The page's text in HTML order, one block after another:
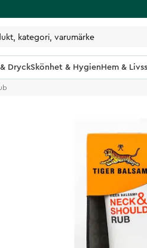
DryckSkönhet & HygienHem &